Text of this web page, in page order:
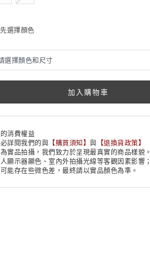
選擇顏色
加入購物車
消費權益
詳閱我們的與 【購買須知】 與 【退換貨政策】
實品拍攝，我們致力於呈現最真實的商品樣貌。
顯示器顯色、室內外拍攝光線等客觀因素影響；
能存在些微色差，最終請以實品顏色為準。